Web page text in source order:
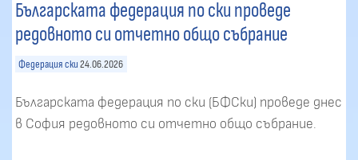
Българската федерация по ски проведе
редовното си отчетно общо събрание
Федерация ски 24.06.2026
Българската федерация по ски (БФСки) проведе днес
в София редовното си отчетно общо събрание.